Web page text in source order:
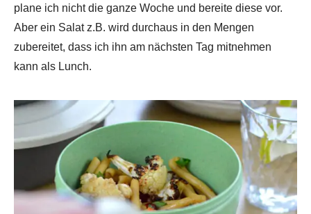
plane ich nicht die ganze Woche und bereite diese vor.
Aber ein Salat z.B. wird durchaus in den Mengen
zubereitet, dass ich ihn am nächsten Tag mitnehmen
kann als Lunch.